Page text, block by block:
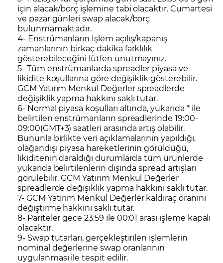
için alacak/borç işlemine tabi olacaktır. Cumartesi
ve pazar günleri swap alacak/borç
bulunmamaktadır.
4- Enstrümanların İşlem açılış/kapanış
zamanlarının birkaç dakika farklılık
gösterebileceğini lütfen unutmayınız.
5- Tüm enstrümanlarda spreadler piyasa ve
likidite koşullarına göre değişiklik gösterebilir.
GCM Yatırım Menkul Değerler spreadlerde
değişiklik yapma hakkını saklı tutar.
6- Normal piyasa koşulları altında, yukarıda * ile
belirtilen enstrümanların spreadlerinde 19:00-
09:00(GMT+3) saatleri arasında artış olabilir.
Bununla birlikte veri açıklamalarının yapıldığı,
olağandışı piyasa hareketlerinin görüldüğü,
likiditenin daraldığı durumlarda tüm ürünlerde
yukarıda belirtilenlerin dışında spread artışları
görülebilir. GCM Yatırım Menkul Değerler
spreadlerde değişiklik yapma hakkını saklı tutar.
7- GCM Yatırım Menkul Değerler kaldıraç oranını
değiştirme hakkını saklı tutar.
8- Pariteler gece 23:59 ile 00:01 arası işleme kapalı
olacaktır.
9- Swap tutarları, gerçekleştirilen işlemlerin
nominal değerlerine swap oranlarının
uygulanması ile tespit edilir.